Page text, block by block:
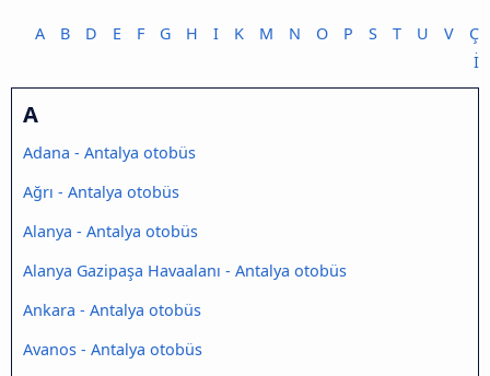
A B D E F G H I K M N O P S T U V
Ç
İ
A
Adana - Antalya otobüs
Ağrı - Antalya otobüs
Alanya - Antalya otobüs
Alanya Gazipaşa Havaalanı - Antalya otobüs
Ankara - Antalya otobüs
Avanos - Antalya otobüs